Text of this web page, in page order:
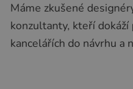
Máme zkušené
konzultanty, kteří
kancelářích do návrhu a